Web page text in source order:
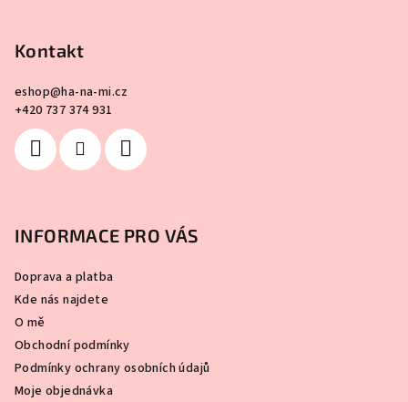
Kontakt
eshop@ha-na-mi.cz
+420 737 374 931
INFORMACE PRO VÁS
Doprava a platba
Kde nás najdete
O mě
Obchodní podmínky
Podmínky ochrany osobních údajů
Moje objednávka